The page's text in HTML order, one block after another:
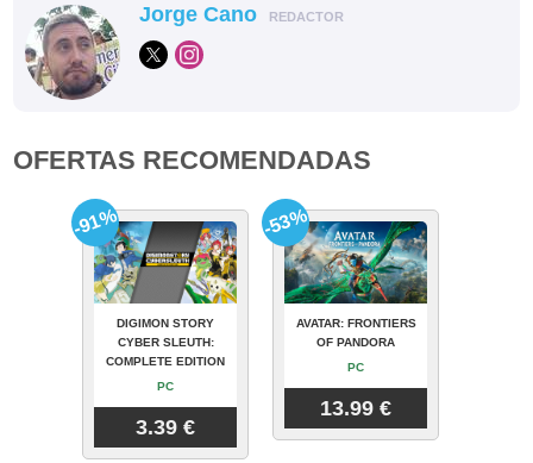
Jorge Cano REDACTOR
OFERTAS RECOMENDADAS
DIGIMON STORY
CYBER SLEUTH:
COMPLETE EDITION
PC
3.39 €
-91%
AVATAR: FRONTIERS
OF PANDORA
PC
13.99 €
-53%